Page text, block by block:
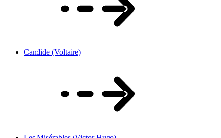
Candide (Voltaire)